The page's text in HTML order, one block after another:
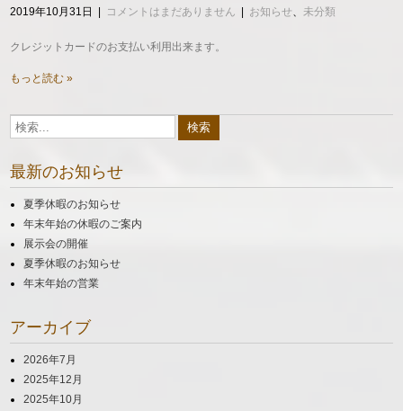
2019年10月31日 | コメントはまだありません | お知らせ 未分類
クレジットカードのお支払い利用出来ます。
もっと読む »
最新のお知らせ
夏季休暇のお知らせ
年末年始の休暇のご案内
展示会の開催
夏季休暇のお知らせ
年末年始の営業
アーカイブ
2026年7月
2025年12月
2025年10月